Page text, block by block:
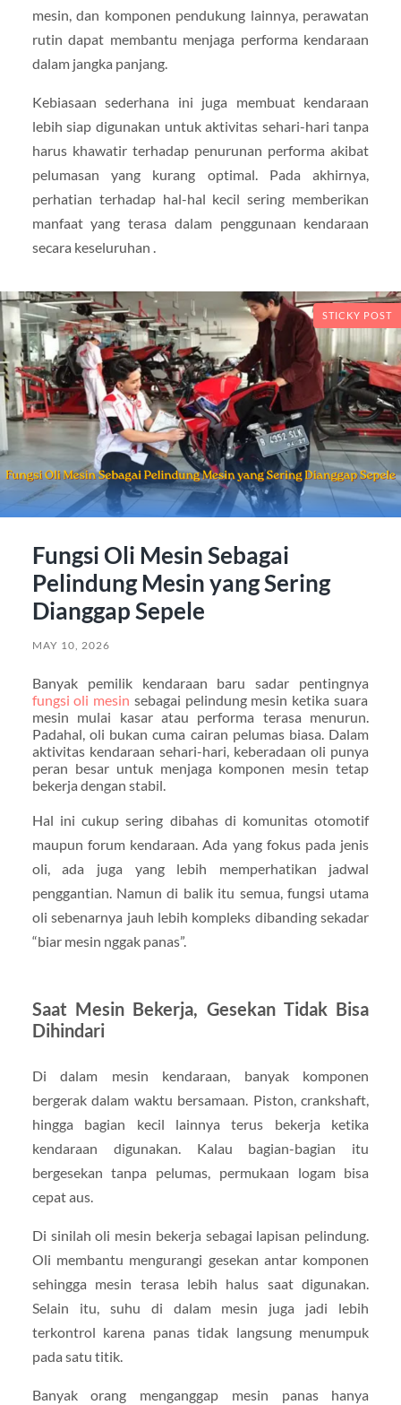
mesin, dan komponen pendukung lainnya, perawatan
rutin dapat membantu menjaga performa kendaraan
dalam jangka panjang.
Kebiasaan sederhana ini juga membuat kendaraan
lebih siap digunakan untuk aktivitas sehari-hari tanpa
harus khawatir terhadap penurunan performa akibat
pelumasan yang kurang optimal. Pada akhirnya,
perhatian terhadap hal-hal kecil sering memberikan
manfaat yang terasa dalam penggunaan kendaraan
secara keseluruhan .
STICKY POST
Fungsi Oli Mesin Sebagai
Pelindung Mesin yang Sering
Dianggap Sepele
MAY 10, 2026
Banyak pemilik kendaraan baru sadar pentingnya
fungsi oli mesin sebagai pelindung mesin ketika suara
mesin mulai kasar atau performa terasa menurun.
Padahal, oli bukan cuma cairan pelumas biasa. Dalam
aktivitas kendaraan sehari-hari, keberadaan oli punya
peran besar untuk menjaga komponen mesin tetap
bekerja dengan stabil.
Hal ini cukup sering dibahas di komunitas otomotif
maupun forum kendaraan. Ada yang fokus pada jenis
oli, ada juga yang lebih memperhatikan jadwal
penggantian. Namun di balik itu semua, fungsi utama
oli sebenarnya jauh lebih kompleks dibanding sekadar
“biar mesin nggak panas”.
Saat Mesin Bekerja, Gesekan Tidak Bisa
Dihindari
Di dalam mesin kendaraan, banyak komponen
bergerak dalam waktu bersamaan. Piston, crankshaft,
hingga bagian kecil lainnya terus bekerja ketika
kendaraan digunakan. Kalau bagian-bagian itu
bergesekan tanpa pelumas, permukaan logam bisa
cepat aus.
Di sinilah oli mesin bekerja sebagai lapisan pelindung.
Oli membantu mengurangi gesekan antar komponen
sehingga mesin terasa lebih halus saat digunakan.
Selain itu, suhu di dalam mesin juga jadi lebih
terkontrol karena panas tidak langsung menumpuk
pada satu titik.
Banyak orang menganggap mesin panas hanya